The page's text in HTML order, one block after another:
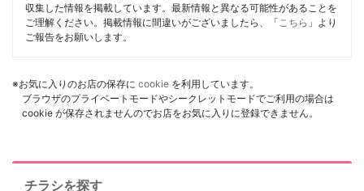
収集した情報を掲載しています。最新情報と異なる可能性があることを
ご理解ください。掲載情報に間違いがございましたら、「 こちら 」より
ご報告をお願いします。
※お気に入りのお店の保存に cookie を利用しています。
ブラウザのプライベートモードやシークレットモードでご利用の場合は
cookie が保存されませんのでお店をお気に入りに登録できません。
チラシを探す